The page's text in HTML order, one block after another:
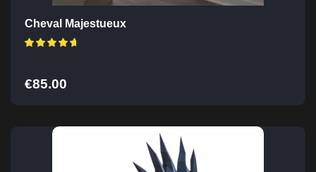
Cheval Majestueux
€85.00